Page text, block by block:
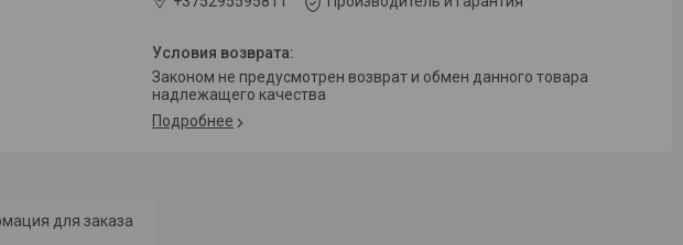
Законом не предусмотрен возврат и обмен данного товара
надлежащего качества
Подробнее
для заказа